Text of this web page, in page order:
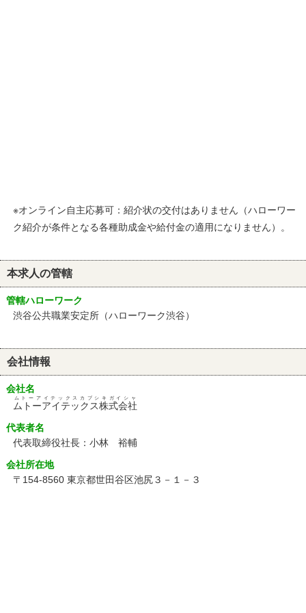
※オンライン自主応募可：紹介状の交付はありません（ハローワー
ク紹介が条件となる各種助成金や給付金の適用になりません）。
本求人の管轄
管轄ハローワーク
渋谷公共職業安定所（ハローワーク渋谷）
会社情報
会社名
ムトーアイテックス株式会社
ムトーアイテックスカブシキガイシャ
代表者名
代表取締役社長：小林 裕輔
会社所在地
〒154-8560 東京都世田谷区池尻３－１－３